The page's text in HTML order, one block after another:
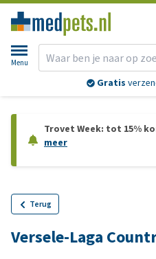
Menu
Gratis
Trovet Week: tot 15%
meer
Terug
Versele-Laga